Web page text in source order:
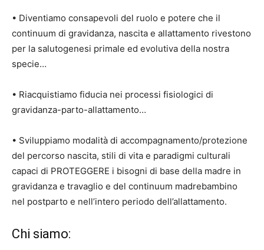
• Diventiamo consapevoli del ruolo e potere che il
continuum di gravidanza, nascita e allattamento rivestono
per la salutogenesi primale ed evolutiva della nostra
specie…
• Riacquistiamo fiducia nei processi fisiologici di
gravidanza-parto-allattamento…
• Sviluppiamo modalità di accompagnamento/protezione
del percorso nascita, stili di vita e paradigmi culturali
capaci di PROTEGGERE i bisogni di base della madre in
gravidanza e travaglio e del continuum madrebambino
nel postparto e nell’intero periodo dell’allattamento.
Chi siamo: